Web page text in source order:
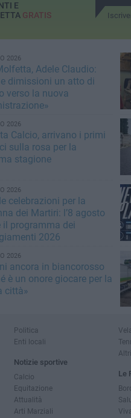
E
GRATIS
2026
Adele Claudio:
dimissioni un atto di
verso la nuova
2026
Calcio, arrivano i primi
sulla rosa per la
stagione
2026
celebrazioni per la
dei Martiri: l’8 agosto
il programma dei
2026
2026
ancora in biancorosso
è un onore giocare per la
città»
Politica
Enti locali
Notizie sportive
Calcio
Equitazione
Attualità
Arti Marziali
Le